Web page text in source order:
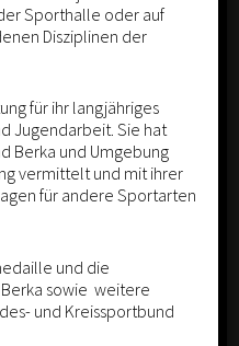
Erika Axthelm-Gattung
Sporthalle oder auf
Disziplinen der
für ihr langjähriges
Jugendarbeit. Sie hat
Berka und Umgebung
vermittelt und mit ihrer
für andere Sportarten
und die
sowie weitere
und Kreissportbund